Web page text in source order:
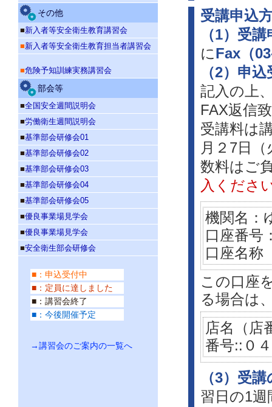
受講申込
（1）受
にFax（
（2）申
記入の上
FAX返信
受講料は
月２7日
数料はご
入くださ
機関名：
口座番号
口座名
この口座
る場合は
店名（店
番号::０
（3）受
習日の1
その他
■新入者等安全衛生教育講習会
■新入者等安全衛生教育担当者講習会
■危険予知訓練実務講習会
部会等
■全国安全週間説明会
■労働衛生週間説明会
■基準部会研修会01
■基準部会研修会02
■基準部会研修会03
■基準部会研修会04
■基準部会研修会05
■優良事業場見学会
■優良事業場見学会
■安全衛生部会研修会
■：申込受付中
■：定員に達しました
■：講習会終了
■：今後開催予定
→講習会のご案内の一覧へ